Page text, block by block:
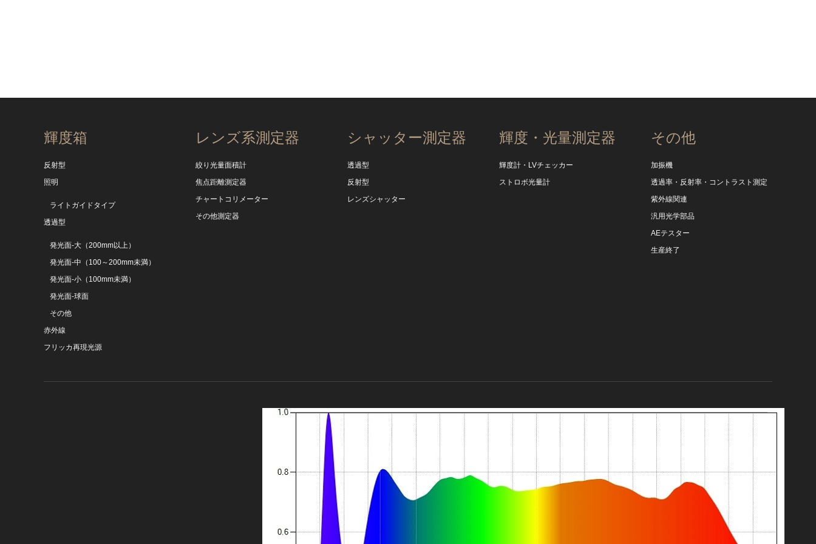
輝度箱
反射型
照明
ライトガイドタイプ
透過型
発光面-大（200mm以上）
発光面-中（100～200mm未満）
発光面-小（100mm未満）
発光面-球面
その他
赤外線
フリッカ再現光源
レンズ系測定器
絞り光量面積計
焦点距離測定器
チャートコリメーター
その他測定器
シャッター測定器
透過型
反射型
レンズシャッター
輝度・光量測定器
輝度計・LVチェッカー
ストロボ光量計
その他
加振機
透過率・反射率・コントラスト測定
紫外線関連
汎用光学部品
AEテスター
生産終了